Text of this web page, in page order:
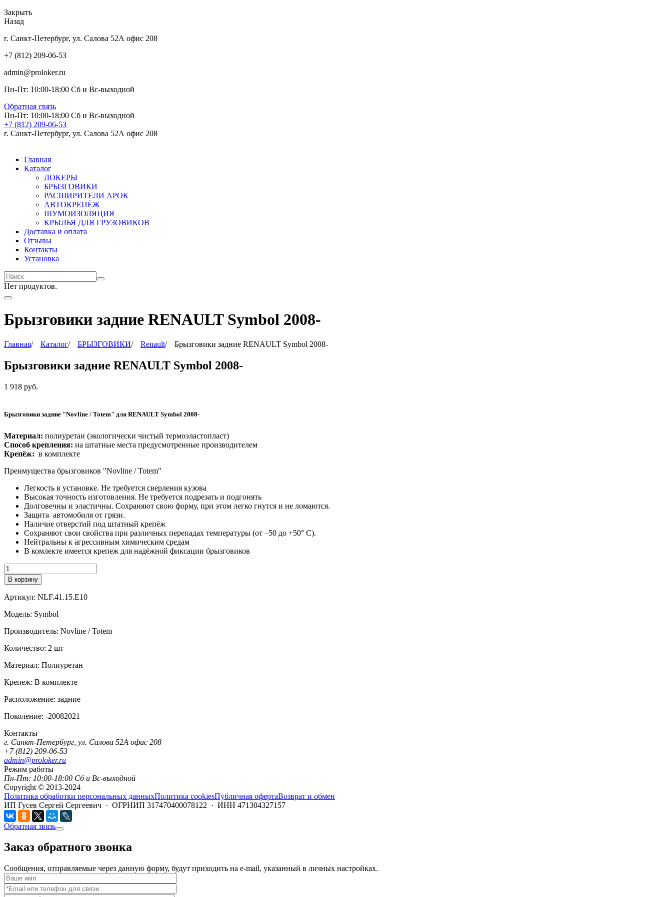
Закрыть
Назад
г. Санкт-Петербург, ул. Салова 52А офис 208
+7 (812) 209-06-53
admin@proloker.ru
Пн-Пт: 10:00-18:00 Сб и Вс-выходной
Обратная связь
Пн-Пт: 10:00-18:00 Сб и Вс-выходной
+7 (812) 209-06-53
г. Санкт-Петербург, ул. Салова 52А офис 208
Главная
Каталог
ЛОКЕРЫ
БРЫЗГОВИКИ
РАСШИРИТЕЛИ АРОК
АВТОКРЕПЁЖ
ШУМОИЗОЛЯЦИЯ
КРЫЛЬЯ ДЛЯ ГРУЗОВИКОВ
Доставка и оплата
Отзывы
Контакты
Установка
Нет продуктов.
Брызговики задние RENAULT Symbol 2008-
Главная/ Каталог/ БРЫЗГОВИКИ/ Renault/ Брызговики задние RENAULT Symbol 2008-
Брызговики задние RENAULT Symbol 2008-
1 918 руб.
Брызговики задние "Novline / Totem" для RENAULT Symbol 2008-
Материал: полиуретан (экологически чистый термоэластопласт)
Способ крепления: на штатные места предусмотренные производителем
Крепёж: в комплекте
Преимущества брызговиков "Novline / Totem"
Легкость в установке. Не требуется сверления кузова
Высокая точность изготовления. Не требуется подрезать и подгонять
Долговечны и эластичны. Сохраняют свою форму, при этом легко гнутся и не ломаются.
Защита автомобиля от грязи.
Наличие отверстий под штатный крепёж
Сохраняют свои свойства при различных перепадах температуры (от –50 до +50° С).
Нейтральны к агрессивным химическим средам
В комлекте имеется крепеж для надёжной фиксации брызговиков
Количество
В корзину
Артикул: NLF.41.15.E10
Модель: Symbol
Производитель: Novline / Totem
Количество: 2 шт
Материал: Полиуретан
Крепеж: В комплекте
Расположение: задние
Поколение: -20082021
Контакты
г. Санкт-Петербург, ул. Салова 52А офис 208
+7 (812) 209-06-53
admin@proloker.ru
Режим работы
Пн-Пт: 10:00-18:00 Сб и Вс-выходной
Copyright © 2013-2024
Политика обработки персональных данныхПолитика cookiesПубличная офертаВозврат и обмен
ИП Гусев Сергей Сергеевич · ОГРНИП 317470400078122 · ИНН 471304327157
Обратная звязь
Заказ обратного звонка
Сообщения, отправляемые через данную форму, будут приходить на e-mail, указанный в личных настройках.